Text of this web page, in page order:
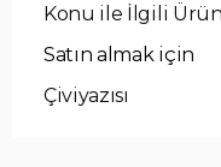
Konu ile İlgili
Satın almak için
Çiviyazısı